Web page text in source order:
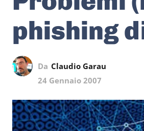
phishing
Da Claudio Garau
24 Gennaio 2007